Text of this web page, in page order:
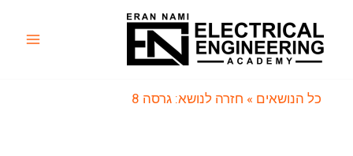
כל הנושאים » חזרה לנושא: גרסה 8